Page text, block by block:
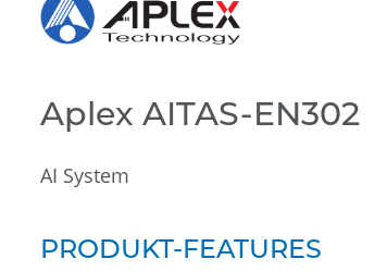
Aplex AITAS-EN302
AI System
PRODUKT-FEATURES